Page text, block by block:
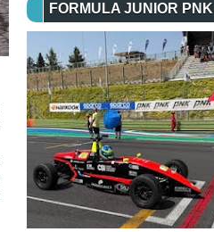
FORMULA JUNIOR PNK